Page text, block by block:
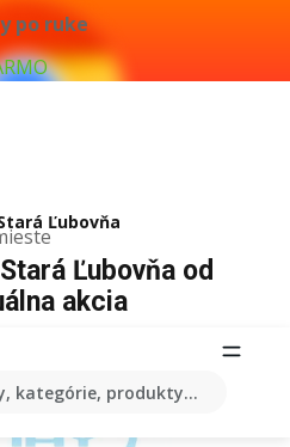
po ruke
kategórie, produkty...
Ľubovňa
Ľubovňa od
akcia